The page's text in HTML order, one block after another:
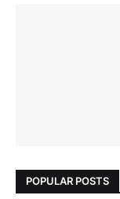
POPULAR POSTS